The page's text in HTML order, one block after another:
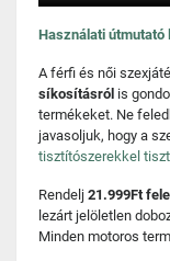
Használati útmutató
A férfi és női
síkosításról is
termékeket. Ne
javasoljuk, hogy a
tisztítószerekkel
Rendelj 21.999Ft
lezárt jelöletlen
Minden motoros